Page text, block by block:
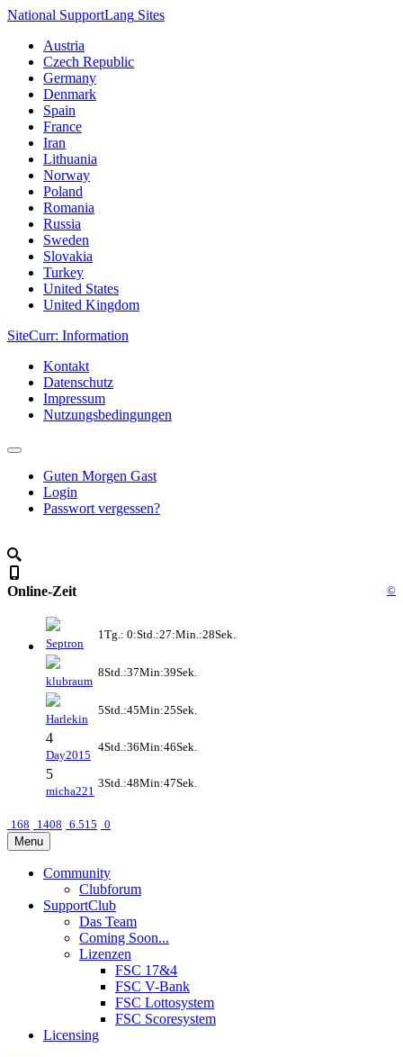
National SupportLang Sites
Austria
Czech Republic
Germany
Denmark
Spain
France
Iran
Lithuania
Norway
Poland
Romania
Russia
Sweden
Slovakia
Turkey
United States
United Kingdom
SiteCurr: Information
Kontakt
Datenschutz
Impressum
Nutzungsbedingungen
Guten Morgen Gast
Login
Passwort vergessen?
Online-Zeit ©
Septron
1Tg.: 0:Std.:27:Min.:28Sek.
klubraum
8Std.:37Min:39Sek.
Harlekin
5Std.:45Min:25Sek.
4
Day2015
4Std.:36Min:46Sek.
5
micha221
3Std.:48Min:47Sek.
168 1408 6.515 0
Menu
Community
Clubforum
SupportClub
Das Team
Coming Soon...
Lizenzen
FSC 17&4
FSC V-Bank
FSC Lottosystem
FSC Scoresystem
Licensing